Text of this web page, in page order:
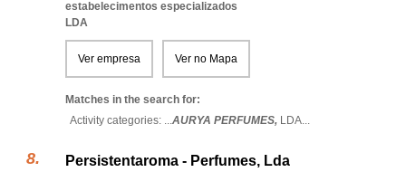
estabelecimentos especializados
LDA
Ver empresa Ver no Mapa
Matches in the search for:
Activity categories: ...AURYA PERFUMES, LDA...
Persistentaroma - Perfumes, Lda